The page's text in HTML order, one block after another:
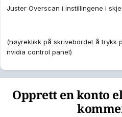
Juster Overscan i instillingene i
(høyreklikk på skrivebordet å trykk
nvidia control panel)
Opprett en konto